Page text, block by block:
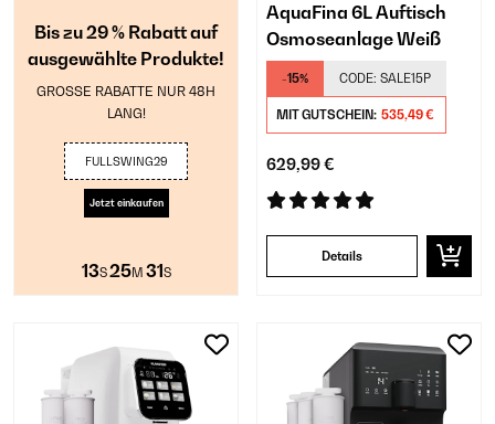
Bis zu 29 % Rabatt auf
ausgewählte Produkte!
GROSSE RABATTE NUR 48H
LANG!
FULLSWING29
Jetzt einkaufen
13S25M 31S
AquaFina 6L Auftisch
Osmoseanlage​ Weiß
-15% CODE: SALE15P
MIT GUTSCHEIN: 535,49 €
629,99 €
Details